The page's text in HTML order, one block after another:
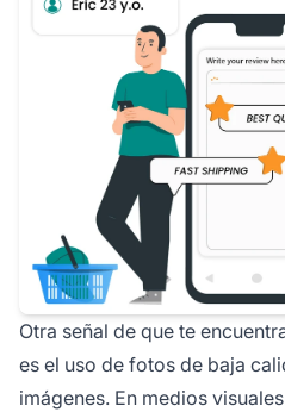
Otra señal de que te
es el uso de fotos de baja
imágenes. En medios